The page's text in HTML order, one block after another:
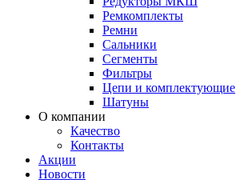
Ремкомплекты
Ремни
Сальники
Сегменты
Фильтры
Цепи и комплектующие
Шатуны
О компании
Качество
Контакты
Акции
Новости